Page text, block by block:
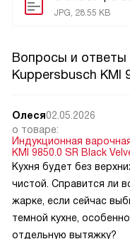
JPG, 28.55 KB
Вопросы и ответы
Kuppersbusch KMI
Олеся02.05.2026
о товаре:
Индукционная
KMI 9850.0 SR Black
Кухня будет без
чистой. Справится ли
жарке, если сейчас
темной кухне,
отдельную вытяжку?